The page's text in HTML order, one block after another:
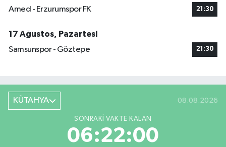
Amed - Erzurumspor FK 21:30
17 Ağustos, Pazartesi
Samsunspor - Göztepe
21:30
KÜTAHYA 08.08.2026
SONRAKI VAKTE KALAN
06:21:59